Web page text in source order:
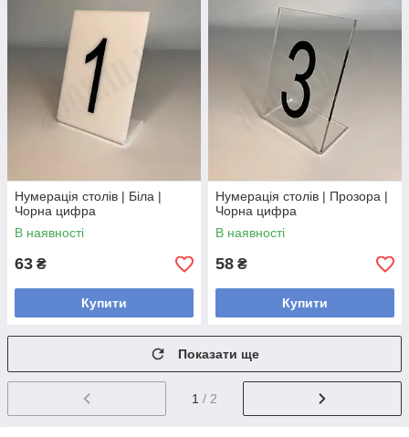
Нумерація столів | Біла |
Чорна цифра
В наявності
63 ₴
Купити
Нумерація столів | Прозора |
Чорна цифра
В наявності
58 ₴
Купити
Показати ще
1 / 2